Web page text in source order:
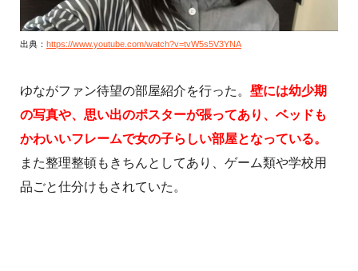
出典： https://www.youtube.com/watch?v=tvW5s5V3YNA
ゆながファン待望の部屋紹介を行った。 壁には幼少期
の写真や、思い出のポスターが張ってあり、ベッドも
かわいいフレームで女の子らしい部屋となっている。
また整理整頓もきちんとしてあり、ゲーム類や学校用
品ごと仕分けもされていた。